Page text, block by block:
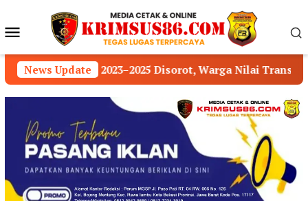
konten Menu
Mobile
News Update
Disorot, Warga Nilai Transparansi Pengelolaan Dana